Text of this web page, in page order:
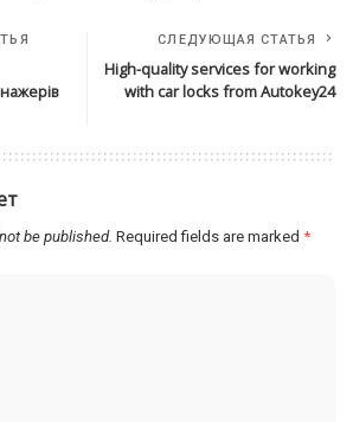
СЛЕДУЮЩАЯ СТАТЬЯ
High-quality services for working
with car locks from Autokey24
be published. Required fields are marked *